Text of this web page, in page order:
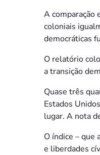
A comparação
coloniais
democráticas
O relatório
a transição
Quase três
Estados
lugar. A nota
O índice – que
e liberdades